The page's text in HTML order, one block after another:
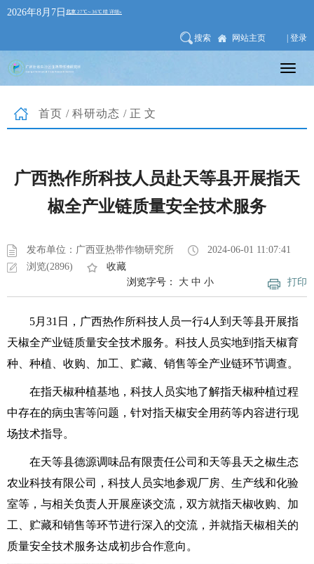
2026年8月7日
搜索 网站主页 | 登录
首页 / 科研动态 /正文
广西热作所科技人员赴天等县开展指天
椒全产业链质量安全技术服务
发布单位：广西亚热带作物研究所
2024-06-01 11:07:41
浏览(2896)
收藏
打印
浏览字号： 大 中 小
5月31日，广西热作所科技人员一行4人到天等县开展指
天椒全产业链质量安全技术服务。 科技人员实地到指天椒育
种、种植、收购、加工、贮藏、销售等全产业链环节调查。
在指天椒种植基地，科技人员实地了解指天椒种植过程
中存在的病虫害等问题，针对指天椒安全用药等内容进行现
场技术指导。
在天等县德源调味品有限责任公司和天等县天之椒生态
农业科技有限公司，科技人员实地参观厂房、生产线和化验
室等，与相关负责人开展座谈交流，双方就指天椒收购、加
工、贮藏和销售等环节进行深入的交流，并就指天椒相关的
质量安全技术服务达成初步合作意向。